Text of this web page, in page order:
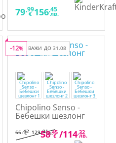
79,99
€ 156,45
лв.
ВАЖИ ДО 31.08
-12%
Chipolino Senso -
Бебешки шезлонг
66,42
€ 129,91лв.
58,45
€ /114,32
лв.